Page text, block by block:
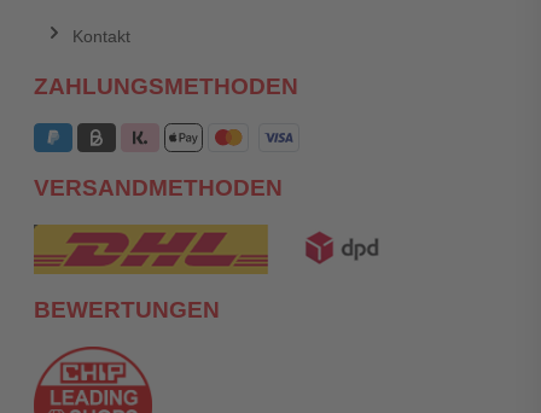
Kontakt
ZAHLUNGSMETHODEN
VERSANDMETHODEN
BEWERTUNGEN